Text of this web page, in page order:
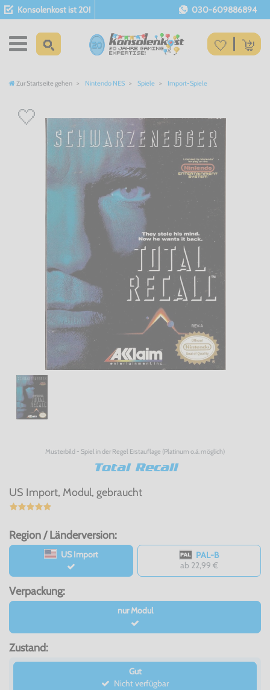
Konsolenkost ist 20! 030-609886894
Zur Startseite gehen Nintendo NES Spiele Import-Spiele
Musterbild - Spiel in der Regel Erstauflage (Platinum o.ä. möglich)
Total Recall
US Import, Modul, gebraucht
Region / Länderversion:
US Import
PAL-B
ab 22,99 €
Verpackung:
nur Modul
Zustand:
Gut
Nicht verfügbar